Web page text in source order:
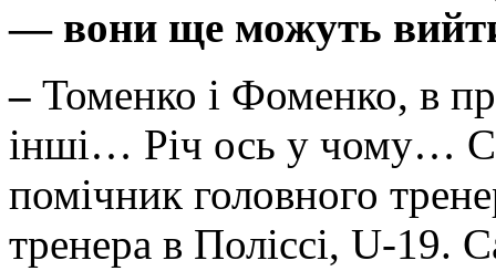
— вони ще можуть
– Томенко і Фоменко, в
інші… Річ ось у чому…
помічник головного
тренера в Поліссі, U-19.